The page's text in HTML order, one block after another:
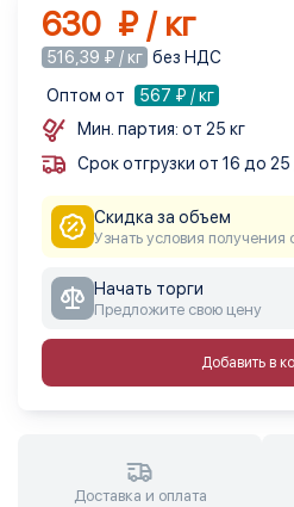
630 ₽ / кг
516,39 ₽ / кг без НДС
Оптом от
567 ₽ / кг
Мин. партия: от 25 кг
Срок отгрузки от 16 до
Скидка за объем
Узнать условия получения
Начать торги
Предложите свою цену
Добавить в
Доставка и оплата